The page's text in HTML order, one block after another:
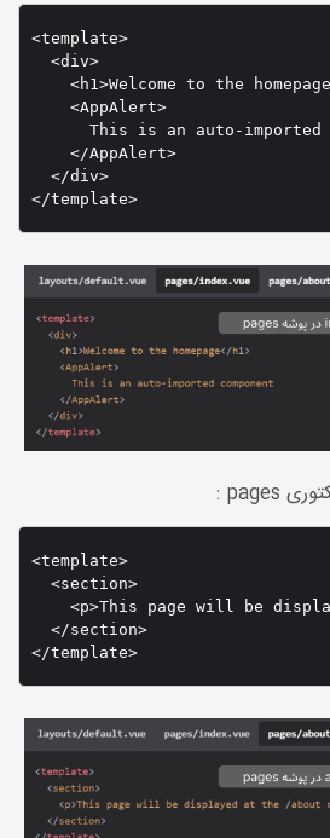
<template>
  <div>
<h1>Welcome to the
    <AppAlert>
This is an auto-imported
    </AppAlert>
  </div>
<template>
  <section>
<p>This page will be
  </section>